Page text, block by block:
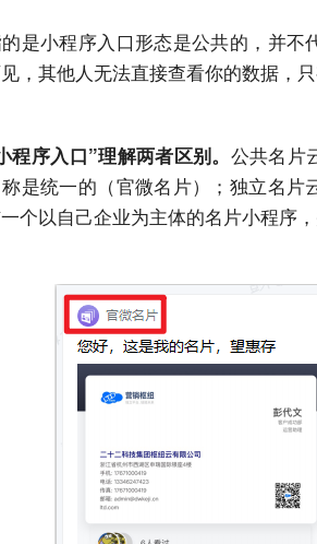
是小程序入口形态是公共的，并
，其他人无法直接查看你的数据，
程序入口”理解两者区别。 公共名片
是统一的（官微名片）；独立名
个以自己企业为主体的名片小程序